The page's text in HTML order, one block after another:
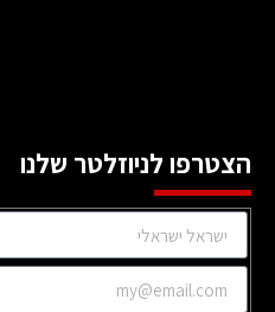
הצטרפו לניוזלטר שלנו